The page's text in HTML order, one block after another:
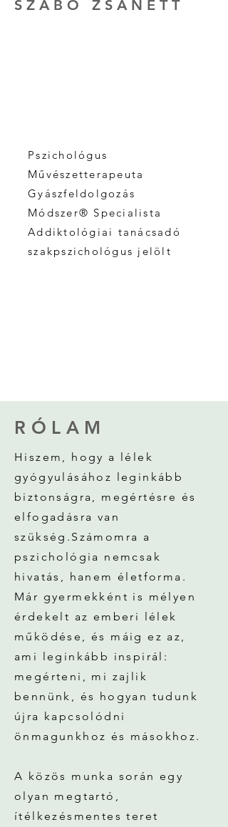
SZABÓ ZSANETT
Pszichológus
Művészetterapeuta
Gyászfeldolgozás
Módszer® Specialista
Addiktológiai tanácsadó
szakpszichológus jelölt
RÓLAM
Hiszem, hogy a lélek
gyógyulásához leginkább
biztonságra, megértésre és
elfogadásra van
szükség.Számomra a
pszichológia nemcsak
hivatás, hanem életforma.
Már gyermekként is mélyen
érdekelt az emberi lélek
működése, és máig ez az,
ami leginkább inspirál:
megérteni, mi zajlik
bennünk, és hogyan tudunk
újra kapcsolódni
önmagunkhoz és másokhoz.
A közös munka során egy
olyan megtartó,
ítélkezésmentes teret